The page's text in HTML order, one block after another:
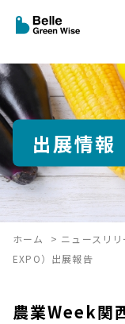
出展情報
ホーム > ニュースリリ
EXPO）出展報告
農業Week関